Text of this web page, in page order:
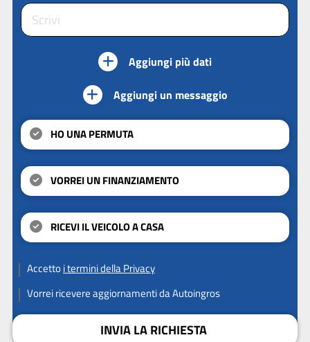
Aggiungi più dati
Aggiungi un messaggio
HO UNA PERMUTA
VORREI UN FINANZIAMENTO
RICEVI IL VEICOLO A CASA
Accettoi termini della Privacy
Vorrei ricevere aggiornamenti da Autoingros
INVIA LA RICHIESTA